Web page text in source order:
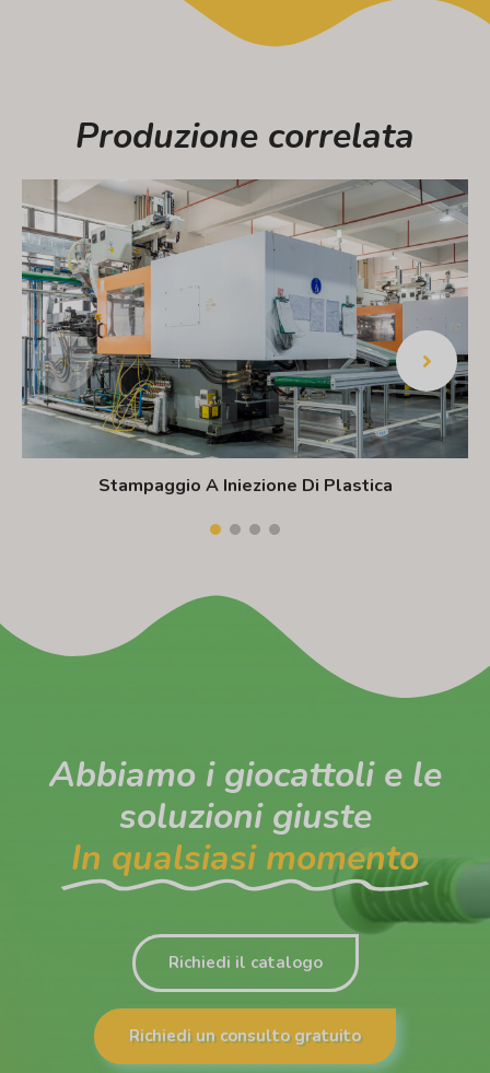
Produzione correlata
Stampaggio A Iniezione Di Plastica
Abbiamo i giocattoli e le
soluzioni giuste
In qualsiasi momento
Richiedi il catalogo
Richiedi un consulto gratuito